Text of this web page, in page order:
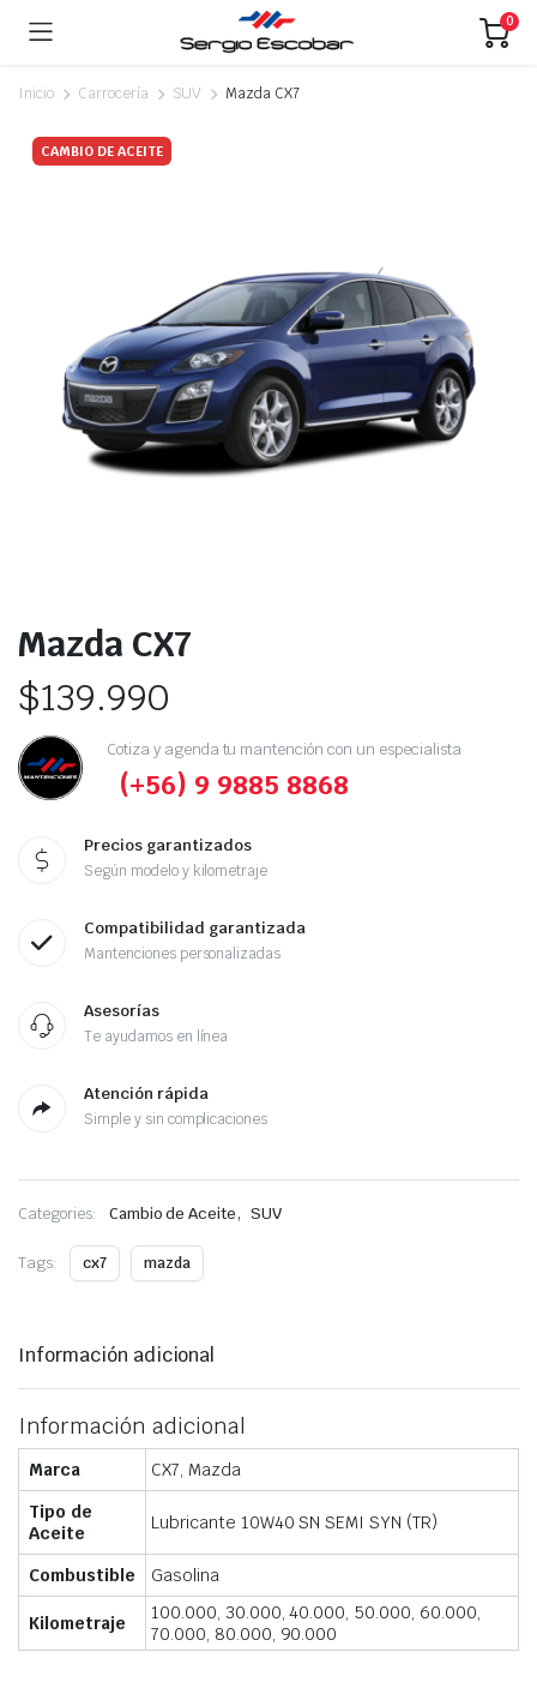
0
Inicio Carrocería SUV Mazda CX7
CAMBIO DE ACEITE
Mazda CX7
$139.990
Cotiza y agenda tu mantención con un especialista
(+56) 9 9885 8868
Precios garantizados
Según modelo y kilometraje
Compatibilidad garantizada
Mantenciones personalizadas
Asesorías
Te ayudamos en línea
Atención rápida
Simple y sin complicaciones
Categories: Cambio de Aceite, SUV
Tags: cx7 mazda
Información adicional
Información adicional
Marca
CX7, Mazda
Tipo de
Aceite
Lubricante 10W40 SN SEMI SYN (TR)
Combustible Gasolina
Kilometraje
100.000, 30.000, 40.000, 50.000, 60.000,
70.000, 80.000, 90.000